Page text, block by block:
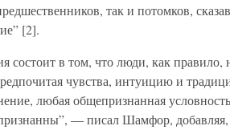
так и потомков,
[2].
состоит в том, что люди, как правило,
чувства, интуицию и
любая общепризнанная условность
— писал Шамфор, добавляя,